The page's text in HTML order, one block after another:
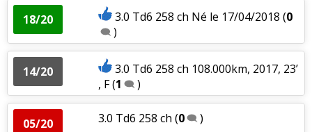
18/20 3.0 Td6 258 ch Né le 17/04/2018 (0
)
14/20
3.0 Td6 258 ch 108.000km, 2017, 23’
, F(1 )
05/20 3.0 Td6 258 ch (0 )